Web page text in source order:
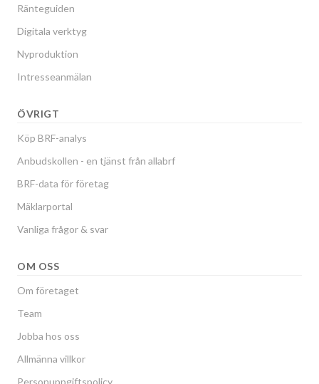
Ränteguiden
Digitala verktyg
Nyproduktion
Intresseanmälan
ÖVRIGT
Köp BRF-analys
Anbudskollen - en tjänst från allabrf
BRF-data för företag
Mäklarportal
Vanliga frågor & svar
OM OSS
Om företaget
Team
Jobba hos oss
Allmänna villkor
Personuppgiftspolicy